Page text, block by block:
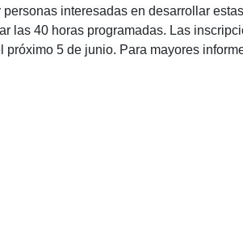
interesadas en desarrollar
las 40 horas programadas. Las
5 de junio. Para mayores